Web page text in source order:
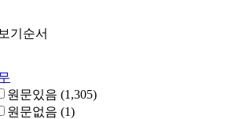
기순서
원문있음 (1,305)
원문없음 (1)